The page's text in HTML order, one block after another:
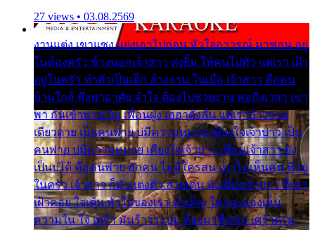
27 views • 03.08.2569
งานแต่ง เขาแซง แย่งเอาไปก่อน หัวใจอาวรณ์ มาซ่อน อยู่
ในห้องครัว ข้างนอกเจ้าสาว ส่งยิ้ม ให้คนไปทั่ว แต่เรา เฝ้า
อยู่ในครัว ทำตัวเป็นเด็ก ล้างจาน ในเมื่อ เจ้าสาว คือคน
บ้านใกล้ พึ่งพาอาศัย จำใจ ต้องไปช่วยงาน พอถึงเวลา เขา
พา กันเข้าพาขวัญ เพื่อนฝูง เฮฮาดังลั่น แต่เราล้างจาน
เดียวดาย เป็นคนพ่าย บ่มีความหมาย เคียงใจเจ้าบ่าว เป็น
คนพ่าย บ่มีความหมาย เคียงใจเจ้าบ่าว เพื่อนเจ้าสาว ยัง
เป็นบ่ได้ คือคนพ่าย ฮักคน ไม่มีใครสน เขาไม่เห็นคน ที่อยู่
ในครัว เจ้าสาว ก็มัวแต่งตัว สวยเด่น นั่งเคียงเจ้าบ่าว ที่เขา
เฝ้าคอย ใจเต้น หัวใจของเรา ลำเค็ญ ใครจะมองเห็น
ความใน ใจ เศร้า มันร้าวระบม ต้องมาขื่นขม เศร้าตรม